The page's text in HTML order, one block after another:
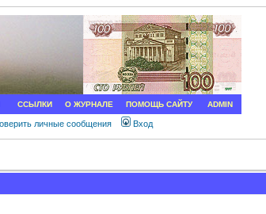
ССЫЛКИ О ЖУРНАЛЕ ПОМОЩЬ САЙТУ ADMIN
личные сообщения Вход